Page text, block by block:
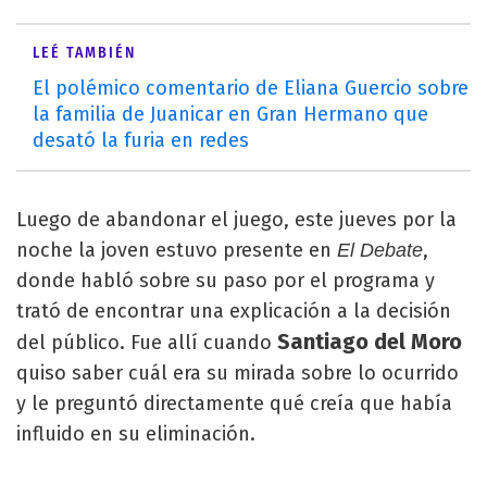
LEÉ TAMBIÉN
El polémico comentario de Eliana Guercio sobre
la familia de Juanicar en Gran Hermano que
desató la furia en redes
Luego de abandonar el juego, este jueves por la
noche la joven estuvo presente en El Debate,
donde habló sobre su paso por el programa y
trató de encontrar una explicación a la decisión
del público. Fue allí cuando Santiago del Moro
quiso saber cuál era su mirada sobre lo ocurrido
y le preguntó directamente qué creía que había
influido en su eliminación.